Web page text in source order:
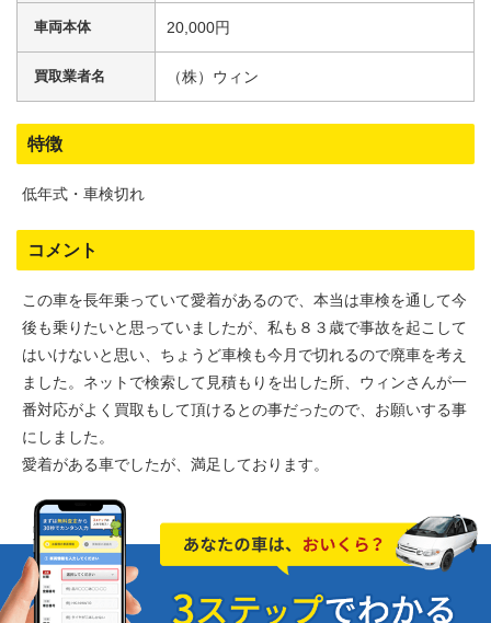
車両本体 20,000円
買取業者名 （株）ウィン
特徴
低年式・車検切れ
コメント
この車を長年乗っていて愛着があるので、本当は車検を通して今
後も乗りたいと思っていましたが、私も８３歳で事故を起こして
はいけないと思い、ちょうど車検も今月で切れるので廃車を考え
ました。ネットで検索して見積もりを出した所、ウィンさんが一
番対応がよく買取もして頂けるとの事だったので、お願いする事
にしました。
愛着がある車でしたが、満足しております。